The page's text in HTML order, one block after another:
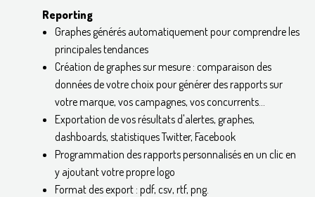
Reporting
Graphes générés automatiquement pour comprendre les
principales tendances
Création de graphes sur mesure : comparaison des
données de votre choix pour générer des rapports sur
votre marque, vos campagnes, vos concurrents…
Exportation de vos résultats d'alertes, graphes,
dashboards, statistiques Twitter, Facebook
Programmation des rapports personnalisés en un clic en
y ajoutant votre propre logo
Format des export : pdf, csv, rtf, png.